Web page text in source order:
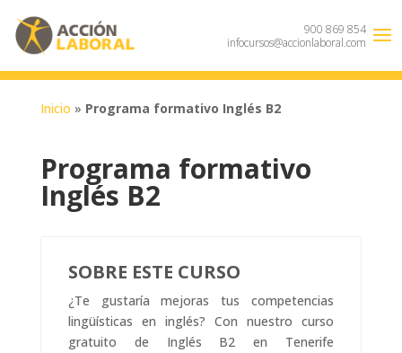
900 869 854
infocursos@accionlaboral.com
Inicio » Programa formativo Inglés B2
Programa formativo
Inglés B2
SOBRE ESTE CURSO
¿Te gustaría mejoras tus competencias
lingüísticas en inglés? Con nuestro curso
gratuito de Inglés B2 en Tenerife